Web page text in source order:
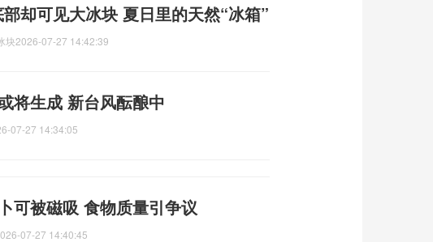
却可见大冰块 夏日里的天然“冰箱”
块2026-07-27 14:42:39
将生成 新台风酝酿中
07-27 14:34:05
可被磁吸 食物质量引争议
07-27 14:40:45